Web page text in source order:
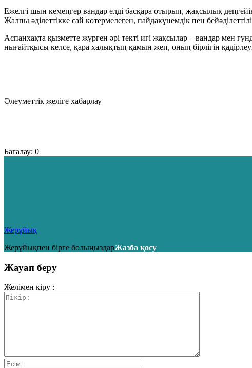
Ежелгі шын кемеңгер вандар елді басқара отырып, жақсылық
Жалпы әділеттікке сай көтермелеген, пайдакүнемдік пен
Аспанхақта қызметте жүрген әрі текті игі жақсылар – вандар мен
нығайтқысы келсе, қара халықтың қамын жеп, оның бірлігін қадірлеуі
Әлеуметтік желіге хабарлау
Бағалау: 0
Жерұйық
Жерұйықпен бірге болыңыздарЖазба қосу
Жауап беру
Желімен кіру :